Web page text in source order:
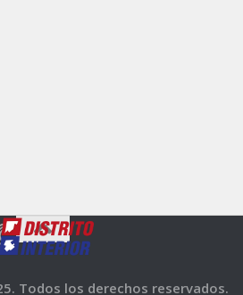
Todos los derechos reservados.